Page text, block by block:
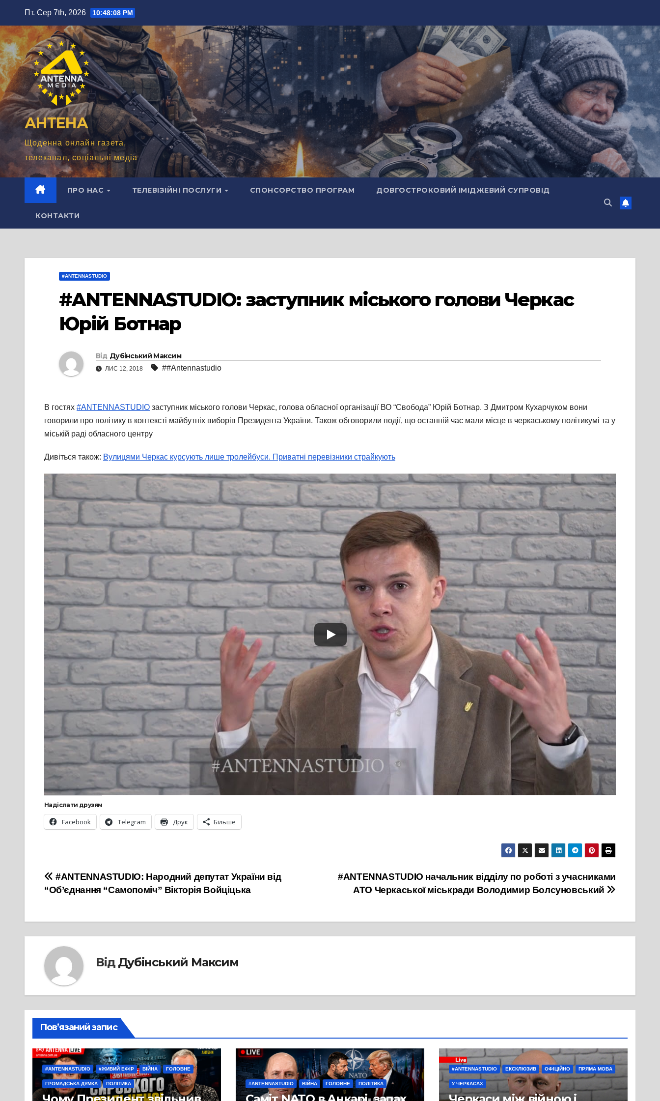
вмісту
Пт. Сер 7th, 2026 10:48:10 PM
АНТЕНА
Щоденна онлайн газета,
телеканал, соціальні медіа
ПРО НАС ТЕЛЕВІЗІЙНІ ПОСЛУГИ СПОНСОРСТВО ПРОГРАМ ДОВГОСТРОКОВИЙ ІМІДЖЕВИЙ СУПРОВІД
КОНТАКТИ
#ANTENNASTUDIO
#ANTENNASTUDIO: заступник міського голови Черкас
Юрій Ботнар
Від Дубінський Максим
ЛИС 12, 2018 ##Antennastudio
В гостях #ANTENNASTUDIO заступник міського голови Черкас, голова обласної організації ВО “Свобода” Юрій Ботнар. З Дмитром Кухарчуком вони
говорили про політику в контексті майбутніх виборів Президента України. Також обговорили події, що останній час мали місце в черкаському політикумі та у
міській раді обласного центру
Дивіться також: Вулицями Черкас курсують лише тролейбуси. Приватні перевізники страйкують
Надіслати друзям
Facebook Telegram Друк Більше
Навігація
записів
#ANTENNASTUDIO начальник відділу по роботі з учасниками
АТО Черкаської міськради Володимир Болсуновський
#ANTENNASTUDIO: Народний депутат України від
“Об’єднання “Самопоміч” Вікторія Войціцька
Від Дубінський Максим
Пов’язаний запис
#ANTENNASTUDIO #ЖИВИЙ ЕФІР ВІЙНА ГОЛОВНЕ
ГРОМАДСЬКА ДУМКА ПОЛІТИКА #ANTENNASTUDIO ВІЙНА ГОЛОВНЕ ПОЛІТИКА
#ANTENNASTUDIO ЕКСКЛЮЗИВ ОФІЦІЙНО ПРЯМА МОВА
У ЧЕРКАСАХ